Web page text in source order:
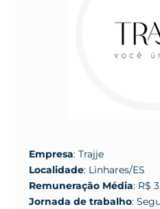
Empresa: Trajje
Localidade: Linhares/ES
Remuneração Média: R$
Jornada de trabalho: